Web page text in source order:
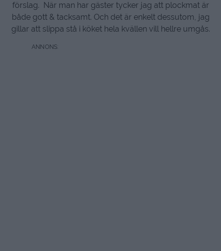
förslag. När man har gäster tycker jag att plockmat är
både gott & tacksamt. Och det är enkelt dessutom, jag
gillar att slippa stå i köket hela kvällen vill hellre umgås.